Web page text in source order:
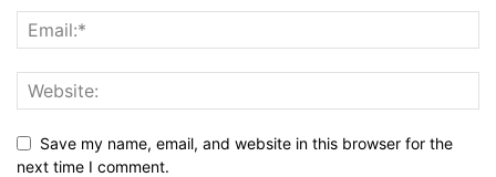
Save my name, email, and website in this browser for the
next time I comment.